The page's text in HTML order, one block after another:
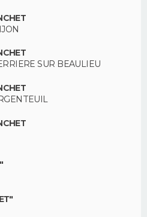
SUR BEAULIEU